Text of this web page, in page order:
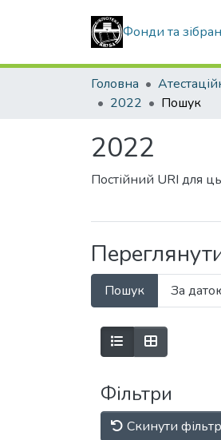
Фонди та
Головна
2022
Пошук
2022
Постійний URI для
Пошук За
Фільтри
Скинути